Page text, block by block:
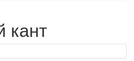
кант